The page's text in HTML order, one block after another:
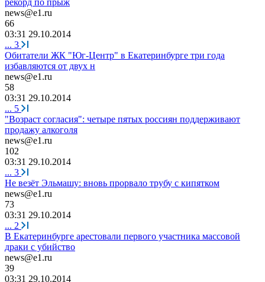
news@e1.ru
66
03:31 29.10.2014
... 3
Обитатели ЖК "Юг-Центр" в Екатеринбурге три года
избавляются от двух н
news@e1.ru
58
03:31 29.10.2014
... 5
"Возраст согласия": четыре пятых россиян поддерживают
продажу алкоголя
news@e1.ru
102
03:31 29.10.2014
... 3
Не везёт Эльмашу: вновь прорвало трубу с кипятком
news@e1.ru
73
03:31 29.10.2014
... 2
В Екатеринбурге арестовали первого участника массовой
драки с убийство
news@e1.ru
39
03:31 29.10.2014